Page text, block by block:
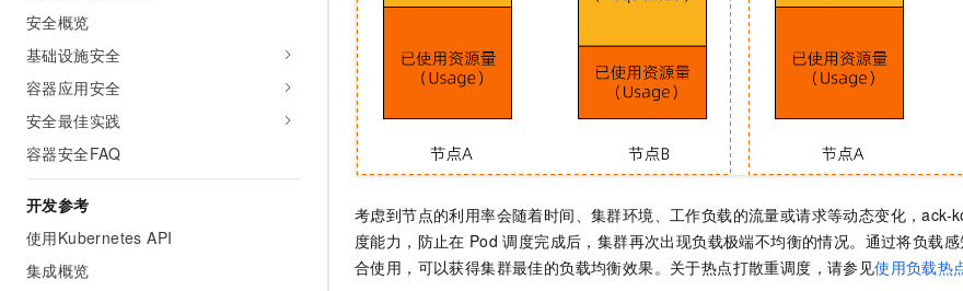
安全概览
基础设施安全
容器应用安全
安全最佳实践
容器安全FAQ
开发参考
使用Kubernetes API
集成概览
考虑到节点的利用率会随着时间、集群环境、工作负载的流量或请求等动态变化，ack-
度能力，防止在 Pod 调度完成后，集群再次出现负载极端不均衡的情况。通过将负载
合使用，可以获得集群最佳的负载均衡效果。关于热点打散重调度，请参见使用负载热